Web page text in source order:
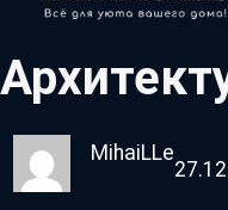
MihaiLLe